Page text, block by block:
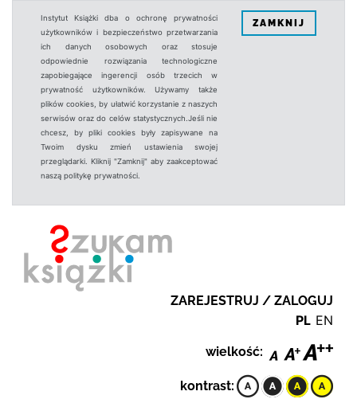
Instytut Książki dba o ochronę prywatności
użytkowników i bezpieczeństwo przetwarzania
ich danych osobowych oraz stosuje
odpowiednie rozwiązania technologiczne
zapobiegające ingerencji osób trzecich w
prywatność użytkowników. Używamy także
plików cookies, by ułatwić korzystanie z naszych
serwisów oraz do celów statystycznych.Jeśli nie
chcesz, by pliki cookies były zapisywane na
Twoim dysku zmień ustawienia swojej
przeglądarki. Kliknij "Zamknij" aby zaakceptować
naszą politykę prywatności.
ZAMKNIJ
ZAREJESTRUJ / ZALOGUJ
PL EN
wielkość:
kontrast: